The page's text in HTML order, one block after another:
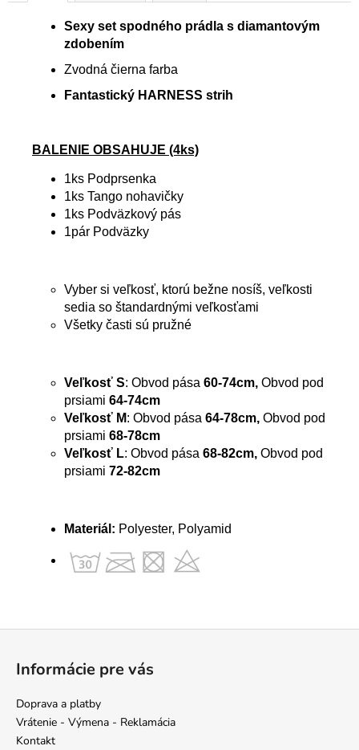
Sexy set spodného prádla s diamantovým
zdobením
Zvodná čierna farba
Fantastický HARNESS strih
BALENIE OBSAHUJE (4ks)
1ks Podprsenka
1ks Tango nohavičky
1ks Podväzkový pás
1pár Podväzky
Vyber si veľkosť, ktorú bežne nosíš, veľkosti
sedia so štandardnými veľkosťami
Všetky časti sú pružné
Veľkosť S: Obvod pása 60-74cm, Obvod pod
prsiami 64-74cm
Veľkosť M: Obvod pása 64-78cm, Obvod pod
prsiami 68-78cm
Veľkosť L: Obvod pása 68-82cm, Obvod pod
prsiami 72-82cm
Materiál: Polyester, Polyamid
Informácie pre vás
Doprava a platby
Vrátenie - Výmena - Reklamácia
Kontakt